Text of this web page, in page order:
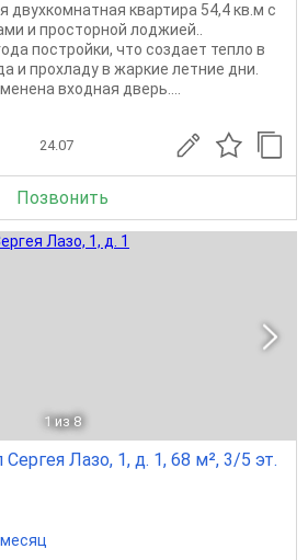
двухкомнатная квартира 54,4 кв.м с
и просторной лоджией..
постройки, что создает тепло в
и прохладу в жаркие летние дни.
входная дверь....
24.07
Позвонить
1 из 8
Лазо, 1, д. 1, 68 м², 3/5 эт.